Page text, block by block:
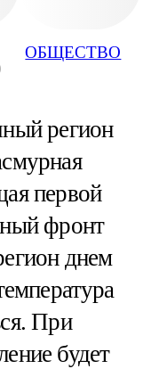
ОБЩЕСТВО
регион
первой
фронт
днем
При
будет